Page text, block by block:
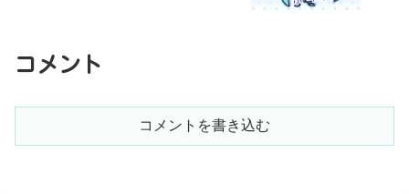
コメント
コメントを書き込む